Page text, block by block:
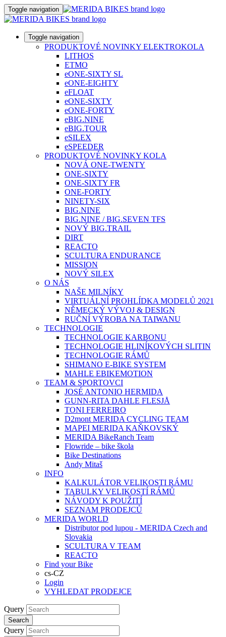
Toggle navigation
Toggle navigation
PRODUKTOVÉ NOVINKY ELEKTROKOLA
LITHOS
ETMO
eONE-SIXTY SL
eONE-EIGHTY
eFLOAT
eONE-SIXTY
eONE-FORTY
eBIG.NINE
eBIG.TOUR
eSILEX
eSPEEDER
PRODUKTOVÉ NOVINKY KOLA
NOVÁ ONE-TWENTY
ONE-SIXTY
ONE-SIXTY FR
ONE-FORTY
NINETY-SIX
BIG.NINE
BIG.NINE / BIG.SEVEN TFS
NOVÝ BIG.TRAIL
DIRT
REACTO
SCULTURA ENDURANCE
MISSION
NOVÝ SILEX
O NÁS
NAŠE MILNÍKY
VIRTUÁLNÍ PROHLÍDKA MODELŮ 2021
NĚMECKÝ VÝVOJ & DESIGN
RUČNÍ VÝROBA NA TAIWANU
TECHNOLOGIE
TECHNOLOGIE KARBONU
TECHNOLOGIE HLINÍKOVÝCH SLITIN
TECHNOLOGIE RÁMŮ
SHIMANO E-BIKE SYSTEM
MAHLE EBIKEMOTION
TEAM & SPORTOVCI
JOSÉ ANTONIO HERMIDA
GUNN-RITA DAHLE FLESJÅ
TONI FERREIRO
D2mont MERIDA CYCLING TEAM
MAPEI MERIDA KAŇKOVSKÝ
MERIDA BikeRanch Team
Flowride – bike škola
Bike Destinations
Andy Mitaš
INFO
KALKULÁTOR VELIKOSTI RÁMU
TABULKY VELIKOSTÍ RÁMŮ
NÁVODY K POUŽITÍ
SEZNAM PRODEJCŮ
MERIDA WORLD
Distributor pod lupou - MERIDA Czech and
Slovakia
SCULTURA V TEAM
REACTO
Find your Bike
cs-CZ
Login
VYHLEDAT PRODEJCE
Query
Search
Query